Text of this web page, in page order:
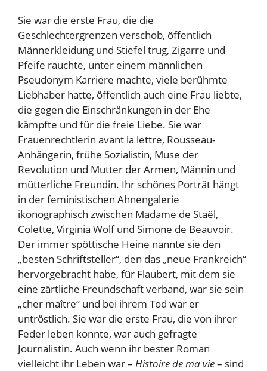
Sie war die erste Frau, die die
Geschlechtergrenzen verschob, öffentlich
Männerkleidung und Stiefel trug, Zigarre und
Pfeife rauchte, unter einem männlichen
Pseudonym Karriere machte, viele berühmte
Liebhaber hatte, öffentlich auch eine Frau liebte,
die gegen die Einschränkungen in der Ehe
kämpfte und für die freie Liebe. Sie war
Frauenrechtlerin avant la lettre, Rousseau-
Anhängerin, frühe Sozialistin, Muse der
Revolution und Mutter der Armen, Männin und
mütterliche Freundin. Ihr schönes Porträt hängt
in der feministischen Ahnengalerie
ikonographisch zwischen Madame de Staël,
Colette, Virginia Wolf und Simone de Beauvoir.
Der immer spöttische Heine nannte sie den
„besten Schriftsteller“, den das „neue Frankreich“
hervorgebracht habe, für Flaubert, mit dem sie
eine zärtliche Freundschaft verband, war sie sein
„cher maître“ und bei ihrem Tod war er
untröstlich. Sie war die erste Frau, die von ihrer
Feder leben konnte, war auch gefragte
Journalistin. Auch wenn ihr bester Roman
vielleicht ihr Leben war – Histoire de ma vie– sind